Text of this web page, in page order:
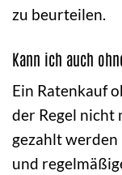
zu beurteilen.
Kann ich auch
Ein Ratenkauf
der Regel nicht
gezahlt werden
und